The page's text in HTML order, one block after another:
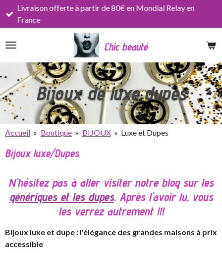
Passer
principal
Chic beauté
Livraison offerte à partir de 80€ en Mondial Relay en
France
Bijoux de luxe dupes
Accueil » Boutique » BIJOUX » Luxe et Dupes
Bijoux luxe/Dupes
N'hésitez pas à aller visiter notre blog sur les
génériques et les dupes. Après l'avoir lu, vous
les verrez autrement !!!
Bijoux luxe et dupe : l'élégance des grandes maisons à prix
accessible